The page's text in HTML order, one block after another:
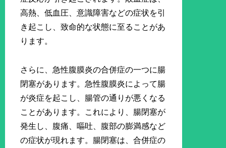
高熱、低血圧、意識障害などの症状を引
き起こし、致命的な状態に至ることがあ
ります。
さらに、急性腹膜炎の合併症の一つに腸
閉塞があります。急性腹膜炎によって腸
が炎症を起こし、腸管の通りが悪くなる
ことがあります。これにより、腸閉塞が
発生し、腹痛、嘔吐、腹部の膨満感など
の症状が現れます。腸閉塞は、合併症の